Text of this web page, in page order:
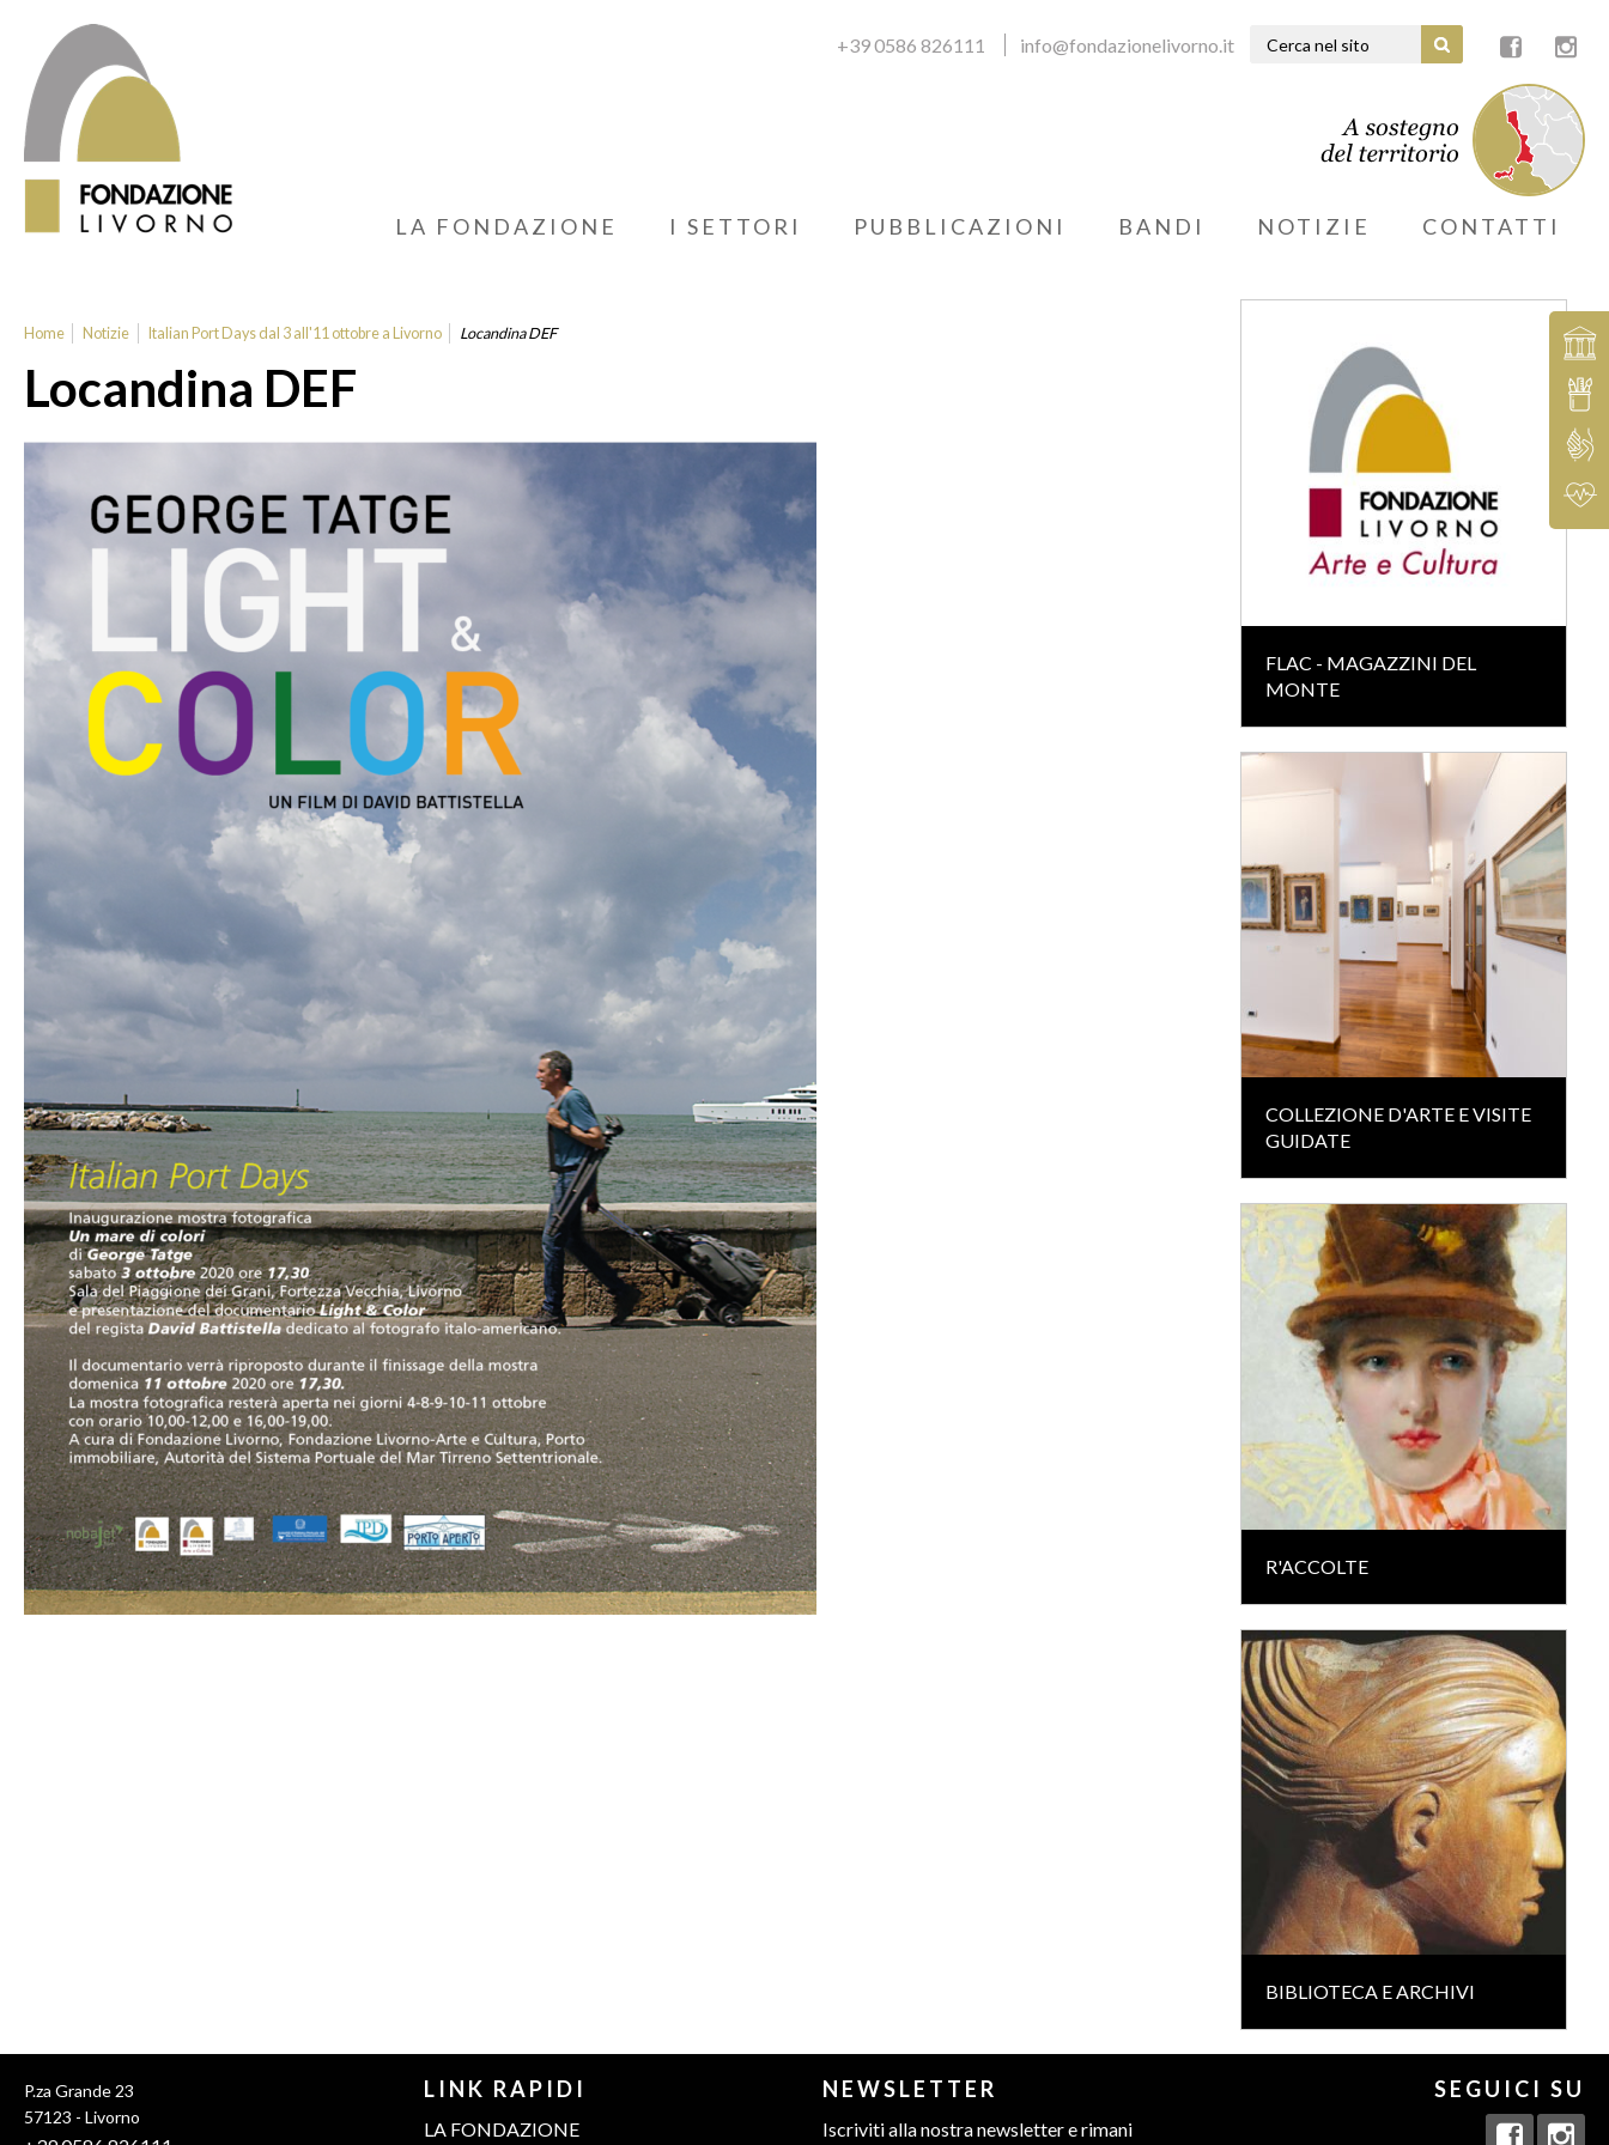
+39 0586 826111 info@fondazionelivorno.it
LA FONDAZIONE I SETTORI PUBBLICAZIONI BANDI NOTIZIE CONTATTI
Home Notizie Italian Port Days dal 3 all'11 ottobre a Livorno Locandina DEF
Locandina DEF
FLAC - MAGAZZINI DEL
MONTE
COLLEZIONE D'ARTE E VISITE
GUIDATE
R'ACCOLTE
BIBLIOTECA E ARCHIVI
P.za Grande 23
57123 - Livorno
LINK RAPIDI
LA FONDAZIONE
NEWSLETTER
Iscriviti alla nostra newsletter e rimani
SEGUICI SU